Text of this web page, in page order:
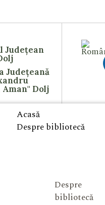
Județean
Județeană
Dolj
Acasă
Despre bibliotecă
Despre
bibliotecă